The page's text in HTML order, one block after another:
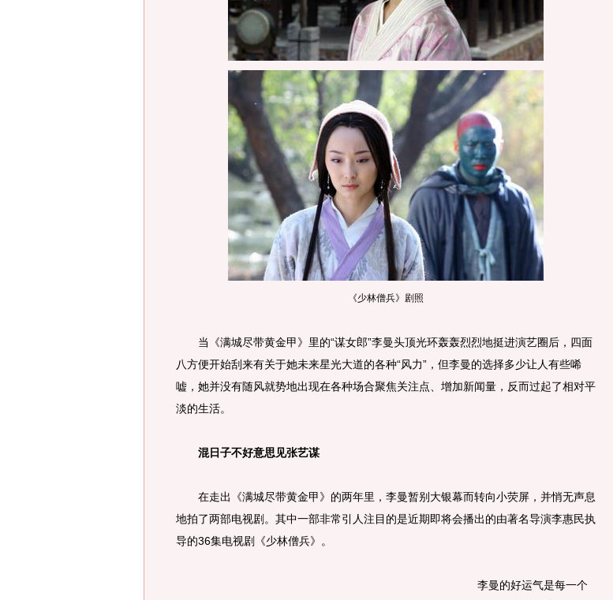
《少林僧兵》剧照
当《满城尽带黄金甲》里的“谋女郎”李曼头顶光环轰轰烈烈地挺进演艺圈后，四面
八方便开始刮来有关于她未来星光大道的各种“风力”，但李曼的选择多少让人有些唏
嘘，她并没有随风就势地出现在各种场合聚焦关注点、增加新闻量，反而过起了相对平
淡的生活。
混日子不好意思见张艺谋
在走出《满城尽带黄金甲》的两年里，李曼暂别大银幕而转向小荧屏，并悄无声息
地拍了两部电视剧。其中一部非常引人注目的是近期即将会播出的由著名导演李惠民执
导的36集电视剧《少林僧兵》。
李曼的好运气是每一个